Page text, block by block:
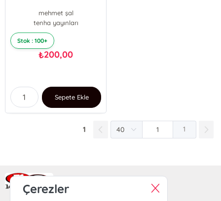
mehmet şal
tenha yayınları
Stok : 100+
₺200,00
Sepete Ekle
1 1
Ra Yayın Kitabevi
Çerezler